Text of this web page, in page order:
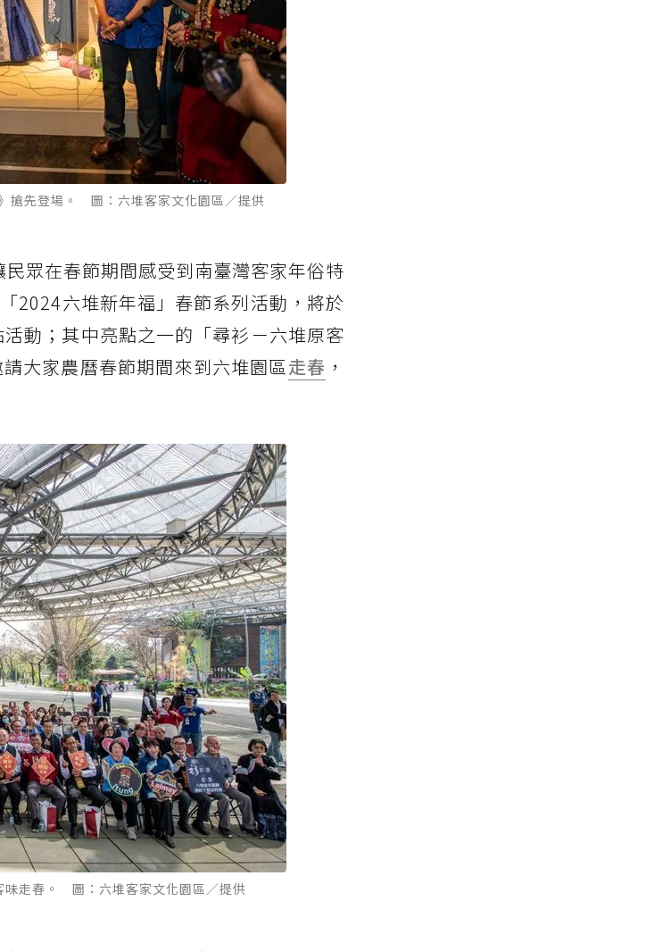
搶先登場。 圖：六堆客家文化園區／提供
眾在春節期間感受到南臺灣客家年俗特
2024六堆新年福」春節系列活動，將於
動；其中亮點之一的「尋衫－六堆原客
大家農曆春節期間來到六堆園區走春 ，
走春。 圖：六堆客家文化園區／提供